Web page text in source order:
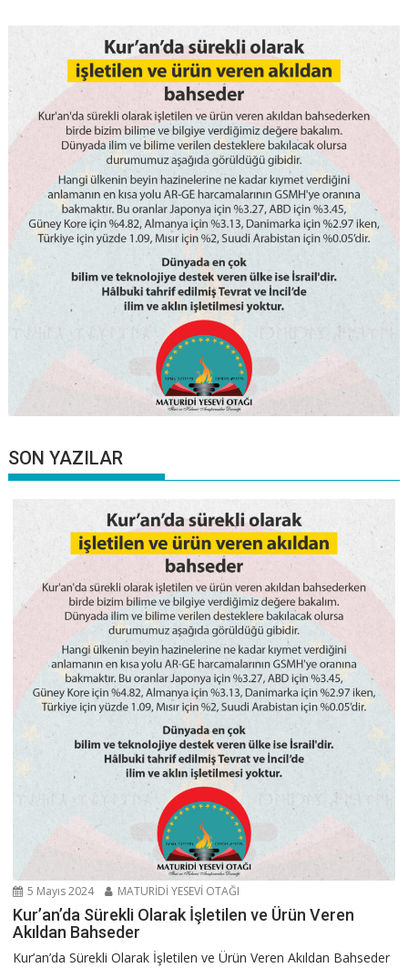
SON YAZILAR
5 Mayıs 2024 MATURİDİ YESEVİ OTAĞI
Kur’an’da Sürekli Olarak İşletilen ve Ürün Veren
Akıldan Bahseder
Kur’an’da Sürekli Olarak İşletilen ve Ürün Veren Akıldan Bahseder